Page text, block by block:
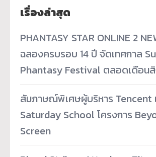
เรื่องล่าสุด
PHANTASY STAR ONLINE 2
ฉลองครบรอบ 14 ปี จัดเทศกาล
Phantasy Festival ตลอดเดือน
สัมภาษณ์พิเศษผู้บริหาร Tencent
Saturday School โครงการ
Screen